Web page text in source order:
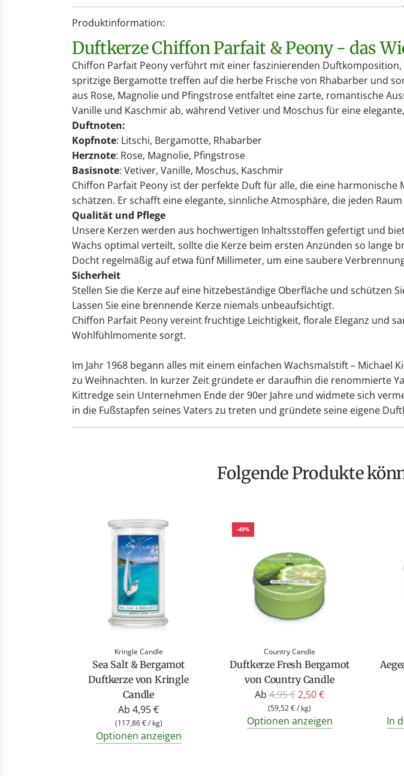
Produktinformation:
Duftkerze Chiffon Parfait & Peony - das
Chiffon Parfait Peony verführt mit einer faszinierenden
spritzige Bergamotte treffen auf die herbe Frische von Rhabarber und
aus Rose, Magnolie und Pfingstrose entfaltet eine zarte, romantische
Vanille und Kaschmir ab, während Vetiver und Moschus für eine
Duftnoten:
Kopfnote: Litschi, Bergamotte, Rhabarber
Herznote: Rose, Magnolie, Pfingstrose
Basisnote: Vetiver, Vanille, Moschus, Kaschmir
Chiffon Parfait Peony ist der perfekte Duft für alle, die eine
schätzen. Er schafft eine elegante, sinnliche Atmosphäre, die jeden
Qualität und Pflege
Unsere Kerzen werden aus hochwertigen Inhaltsstoffen gefertigt und
Wachs optimal verteilt, sollte die Kerze beim ersten Anzünden so lange
Docht regelmäßig auf etwa fünf Millimeter, um eine saubere
Sicherheit
Stellen Sie die Kerze auf eine hitzebeständige Oberfläche und schützen
Lassen Sie eine brennende Kerze niemals unbeaufsichtigt.
Chiffon Parfait Peony vereint fruchtige Leichtigkeit, florale Eleganz und
Wohlfühlmomente sorgt.
Im Jahr 1968 begann alles mit einem einfachen Wachsmalstift –
zu Weihnachten. In kurzer Zeit gründete er daraufhin die renommierte
Kittredge sein Unternehmen Ende der 90er Jahre und widmete sich
in die Fußstapfen seines Vaters zu treten und gründete seine eigene
Folgende Produkte
Kringle Candle
Sea Salt & Bergamot
Duftkerze von Kringle
Candle
Ab 4,95 €
(117,86 € / kg)
Optionen anzeigen
-49%
Country Candle
Duftkerze Fresh Bergamot
von Country Candle
Ab R
e
g
4,95 €2,50 €
(59,52 €/ kg)
Optionen anzeigen In